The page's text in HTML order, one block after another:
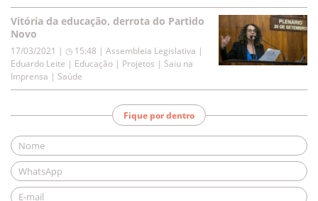
Vitória da educação, derrota do Partido
Novo
17/03/2021 | ◷ 15:48 | Assembleia Legislativa |
Eduardo Leite | Educação | Projetos | Saiu na
Imprensa | Saúde
Fique por dentro